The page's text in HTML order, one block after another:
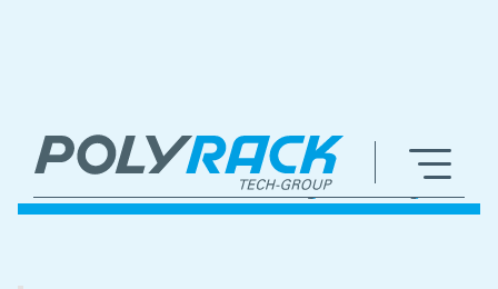
AUSBILDUNG ZUM
MASCHINEN- UND
ANLAGENFÜHRER (M/W/D)